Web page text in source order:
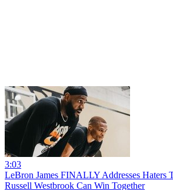
3:03
LeBron James FINALLY Addresses
Russell Westbrook Can Win Together